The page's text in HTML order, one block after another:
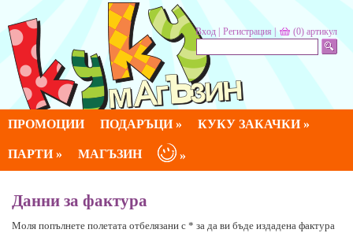
Вход Регистрация (0) артикул
ПРОМОЦИИ ПОДАРЪЦИ » КУКУ ЗАКАЧКИ »
ПАРТИ » МАГЪЗИН »
Данни за фактура
Моля попълнете полетата отбелязани с * за да ви бъде издадена фактура